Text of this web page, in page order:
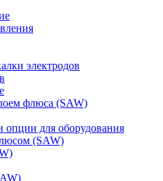
электродов
флюса (SAW)
для оборудования
(SAW)